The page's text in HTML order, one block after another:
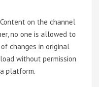
on the channel
no one is allowed to
changes in original
without permission
platform.